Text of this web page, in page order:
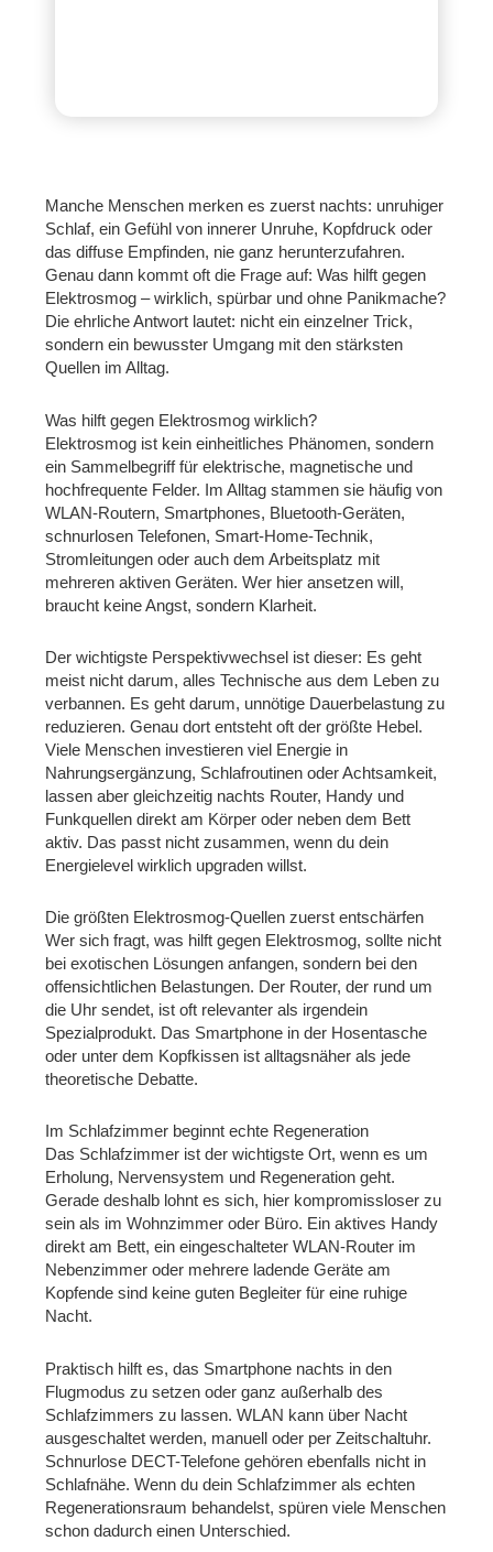
Manche Menschen merken es zuerst nachts: unruhiger
Schlaf, ein Gefühl von innerer Unruhe, Kopfdruck oder
das diffuse Empfinden, nie ganz herunterzufahren.
Genau dann kommt oft die Frage auf: Was hilft gegen
Elektrosmog – wirklich, spürbar und ohne Panikmache?
Die ehrliche Antwort lautet: nicht ein einzelner Trick,
sondern ein bewusster Umgang mit den stärksten
Quellen im Alltag.
Was hilft gegen Elektrosmog wirklich?
Elektrosmog ist kein einheitliches Phänomen, sondern
ein Sammelbegriff für elektrische, magnetische und
hochfrequente Felder. Im Alltag stammen sie häufig von
WLAN-Routern, Smartphones, Bluetooth-Geräten,
schnurlosen Telefonen, Smart-Home-Technik,
Stromleitungen oder auch dem Arbeitsplatz mit
mehreren aktiven Geräten. Wer hier ansetzen will,
braucht keine Angst, sondern Klarheit.
Der wichtigste Perspektivwechsel ist dieser: Es geht
meist nicht darum, alles Technische aus dem Leben zu
verbannen. Es geht darum, unnötige Dauerbelastung zu
reduzieren. Genau dort entsteht oft der größte Hebel.
Viele Menschen investieren viel Energie in
Nahrungsergänzung, Schlafroutinen oder Achtsamkeit,
lassen aber gleichzeitig nachts Router, Handy und
Funkquellen direkt am Körper oder neben dem Bett
aktiv. Das passt nicht zusammen, wenn du dein
Energielevel wirklich upgraden willst.
Die größten Elektrosmog-Quellen zuerst entschärfen
Wer sich fragt, was hilft gegen Elektrosmog, sollte nicht
bei exotischen Lösungen anfangen, sondern bei den
offensichtlichen Belastungen. Der Router, der rund um
die Uhr sendet, ist oft relevanter als irgendein
Spezialprodukt. Das Smartphone in der Hosentasche
oder unter dem Kopfkissen ist alltagsnäher als jede
theoretische Debatte.
Im Schlafzimmer beginnt echte Regeneration
Das Schlafzimmer ist der wichtigste Ort, wenn es um
Erholung, Nervensystem und Regeneration geht.
Gerade deshalb lohnt es sich, hier kompromissloser zu
sein als im Wohnzimmer oder Büro. Ein aktives Handy
direkt am Bett, ein eingeschalteter WLAN-Router im
Nebenzimmer oder mehrere ladende Geräte am
Kopfende sind keine guten Begleiter für eine ruhige
Nacht.
Praktisch hilft es, das Smartphone nachts in den
Flugmodus zu setzen oder ganz außerhalb des
Schlafzimmers zu lassen. WLAN kann über Nacht
ausgeschaltet werden, manuell oder per Zeitschaltuhr.
Schnurlose DECT-Telefone gehören ebenfalls nicht in
Schlafnähe. Wenn du dein Schlafzimmer als echten
Regenerationsraum behandelst, spüren viele Menschen
schon dadurch einen Unterschied.